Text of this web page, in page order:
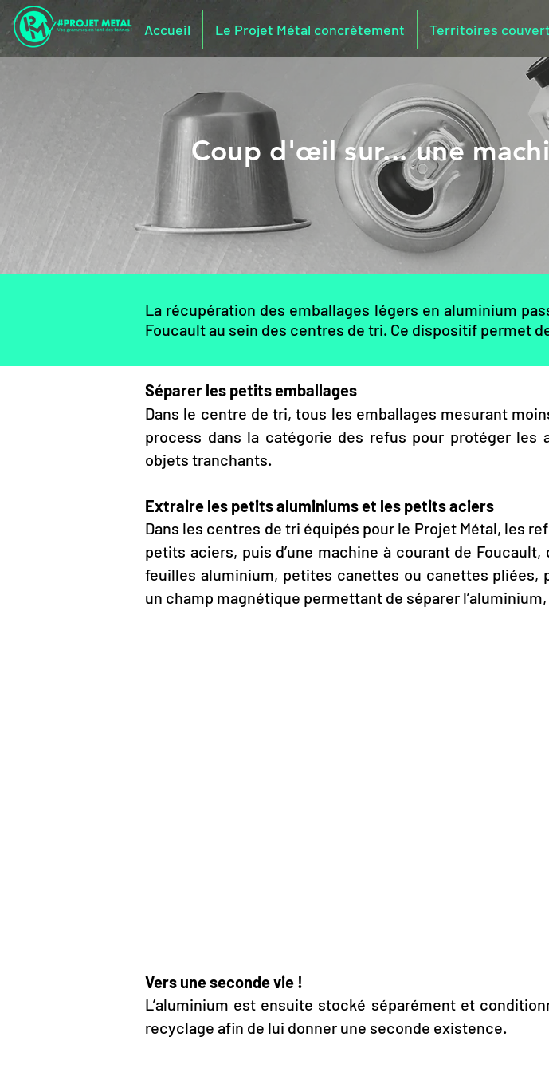
Accueil Le Projet Métal concrètement Territoires
Coup d'œil sur...une
La récupération des emballages légers en aluminium
Foucault au sein des centres de tri. Ce dispositif permet
Séparer les petits emballages
Dans le centre de tri, tous les emballages mesurant
process dans la catégorie des refus pour protéger les
objets tranchants.
Extraire les petits aluminiums et les petits aciers
Dans les centres de tri équipés pour le Projet Métal, les
petits aciers, puis d’une machine à courant de
feuilles aluminium, petites canettes ou canettes
un champ magnétique permettant de séparer
Vers une seconde vie !
L’aluminium est ensuite stocké séparément et
recyclage afin de lui donner une seconde existence.